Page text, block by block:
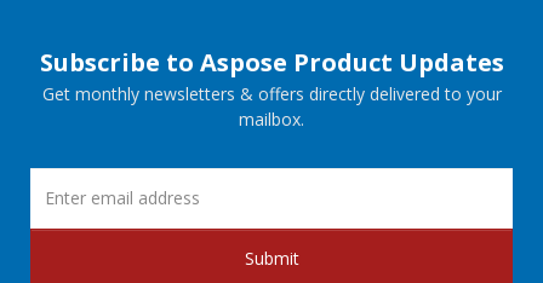
Subscribe to Aspose Product Updates
Get monthly newsletters & offers directly delivered to your
mailbox.
Submit